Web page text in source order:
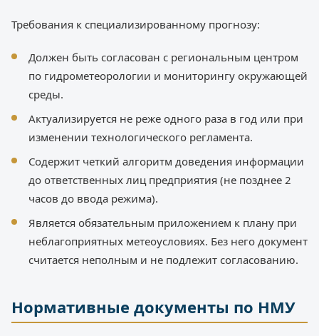
Требования к специализированному прогнозу:
Должен быть согласован с региональным центром
по гидрометеорологии и мониторингу окружающей
среды.
Актуализируется не реже одного раза в год или при
изменении технологического регламента.
Содержит четкий алгоритм доведения информации
до ответственных лиц предприятия (не позднее 2
часов до ввода режима).
Является обязательным приложением к плану при
неблагоприятных метеоусловиях. Без него документ
считается неполным и не подлежит согласованию.
Нормативные документы по НМУ